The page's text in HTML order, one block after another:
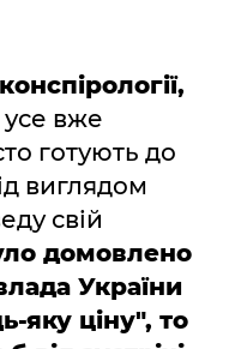
вже
готують до
виглядом
свій
домовлено
України
яку ціну", то